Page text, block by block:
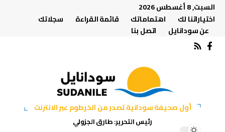
السبت, 8 أغسطس 2026
اختياراتنا لك
اهتماماتك قائمة القراءة
سجلاتك
عن سودانايل
اتصل بنا
أول صحيفة سودانية تصدر من الخرطوم عبر الانترنت
رئيس التحرير: طارق الجزولي